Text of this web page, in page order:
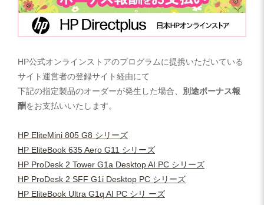
HP公式オンラインストアのプログラムに提携いただいている
サイト運営者の登録サイト経由にて
下記の指定製品のオーダーが発生した場合、 別途ボーナス報
酬をお支払いいたします。
HP EliteMini 805 G8 シリーズ
HP EliteBook 635 Aero G11 シリーズ
HP ProDesk 2 Tower G1a Desktop AI PC シリーズ
HP ProDesk 2 SFF G1i Desktop PC シリーズ
HP EliteBook Ultra G1q AI PC シリ ーズ